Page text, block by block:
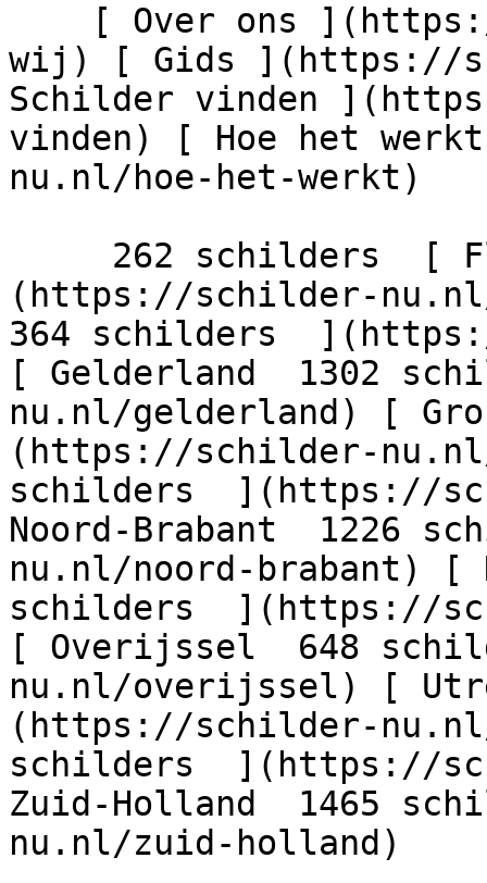
wij) [ Gids ](https://
Schilder vinden
vinden) [ Hoe het
nu.nl/hoe-het-werkt)
(https://schilder-
364 schilders
[ Gelderland  1302
nu.nl/gelderland) [
(https://schilder-
schilders  ](https://
Noord-Brabant  1226
nu.nl/noord-brabant) [
schilders  ](https://
[ Overijssel  648
nu.nl/overijssel) [
(https://schilder-
schilders  ](https://
Zuid-Holland  1465
nu.nl/zuid-holland)